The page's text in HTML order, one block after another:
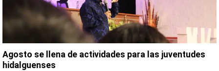
Agosto se llena de actividades para las juventudes
hidalguenses